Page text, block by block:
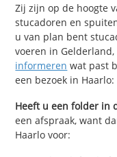
Zij zijn op de hoogte
stucadoren en
u van plan bent
voeren in
informeren wat past
een bezoek in Haarlo:
Heeft u een folder in
een afspraak, want
Haarlo voor: